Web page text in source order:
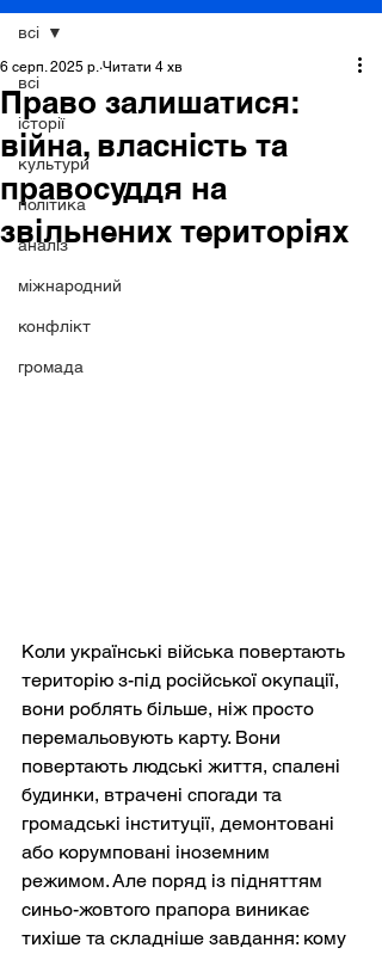
всі
історії
культури
політика
аналіз
міжнародний
конфлікт
громада
всі
Право залишатися:
війна, власність та
правосуддя на
звільнених територіях
6 серп. 2025 р. Читати 4 хв
Коли українські війська повертають
територію з-під російської окупації,
вони роблять більше, ніж просто
перемальовують карту. Вони
повертають людські життя, спалені
будинки, втрачені спогади та
громадські інституції, демонтовані
або корумповані іноземним
режимом. Але поряд із підняттям
синьо-жовтого прапора виникає
тихіше та складніше завдання: кому